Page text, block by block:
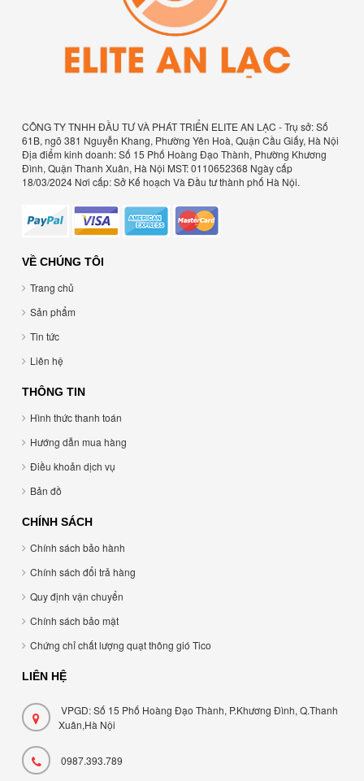
CÔNG TY TNHH ĐẦU TƯ VÀ PHÁT TRIỂN ELITE AN LẠC - Trụ sở: Số
61B, ngõ 381 Nguyễn Khang, Phường Yên Hoà, Quận Cầu Giấy, Hà Nội
Địa điểm kinh doanh: Số 15 Phố Hoàng Đạo Thành, Phường Khương
Đình, Quận Thanh Xuân, Hà Nội MST: 0110652368 Ngày cấp
18/03/2024 Nơi cấp: Sở Kế hoạch Và Đầu tư thành phố Hà Nội.
VỀ CHÚNG TÔI
Trang chủ
Sản phẩm
Tin tức
Liên hệ
THÔNG TIN
Hình thức thanh toán
Hướng dẫn mua hàng
Điều khoản dịch vụ
Bản đồ
CHÍNH SÁCH
Chính sách bảo hành
Chính sách đổi trả hàng
Quy định vận chuyển
Chính sách bảo mật
Chứng chỉ chất lượng quạt thông gió Tico
LIÊN HỆ
VPGD: Số 15 Phố Hoàng Đạo Thành, P.Khương Đình, Q.Thanh
Xuân,Hà Nội
0987.393.789